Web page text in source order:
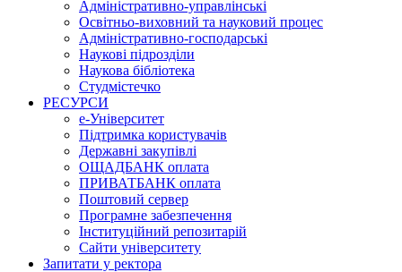
Адміністративно-управлінські
Освітньо-виховний та науковий процес
Адміністративно-господарські
Наукові підрозділи
Наукова бібліотека
Студмістечко
РЕСУРСИ
е-Університет
Підтримка користувачів
Державні закупівлі
ОЩАДБАНК оплата
ПРИВАТБАНК оплата
Поштовий сервер
Програмне забезпечення
Інституційний репозитарій
Сайти університету
Запитати у ректора